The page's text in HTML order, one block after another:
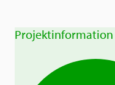
Projektinformation